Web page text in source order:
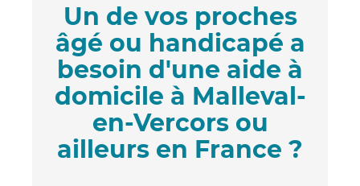
Un de vos proches
âgé ou handicapé a
besoin d'une aide à
domicile à Malleval-
en-Vercors ou
ailleurs en France ?